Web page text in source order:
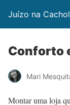
Juízo na
Conforto
Mari
Montar uma loja